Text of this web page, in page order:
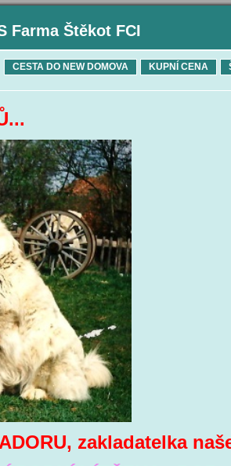
Farma Štěkot FCI
KUPNÍ CENA
CESTA DO NEW DOMOVA
zakladatelka